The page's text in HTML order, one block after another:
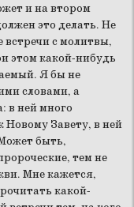
и на втором
это делать. Не
встречи с молитвы,
этом какой-нибудь
Я бы не
словами, а
в ней много
Новому Завету, в ней
быть,
тем не
Мне кажется,
какой-